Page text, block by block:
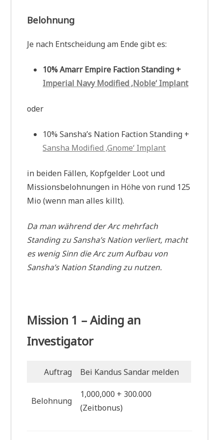
Belohnung
Je nach Entscheidung am Ende gibt es:
10% Amarr Empire Faction Standing +
Imperial Navy Modified ‚Noble‘ Implant
oder
10% Sansha’s Nation Faction Standing +
Sansha Modified ‚Gnome‘ Implant
in beiden Fällen, Kopfgelder Loot und
Missionsbelohnungen in Höhe von rund 125
Mio (wenn man alles killt).
Da man während der Arc mehrfach
Standing zu Sansha’s Nation verliert, macht
es wenig Sinn die Arc zum Aufbau von
Sansha’s Nation Standing zu nutzen.
Mission 1 – Aiding an
Investigator
Auftrag Bei Kandus Sandar melden
Belohnung
1,000,000 + 300.000
(Zeitbonus)